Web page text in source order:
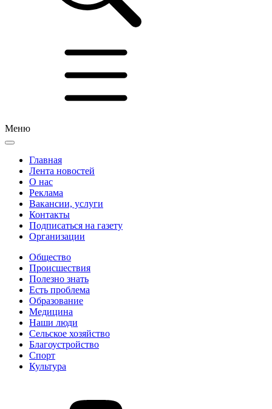
Меню
Главная
Лента новостей
О нас
Реклама
Вакансии, услуги
Контакты
Подписаться на газету
Организации
Общество
Происшествия
Полезно знать
Есть проблема
Образование
Медицина
Наши люди
Сельское хозяйство
Благоустройство
Спорт
Культура